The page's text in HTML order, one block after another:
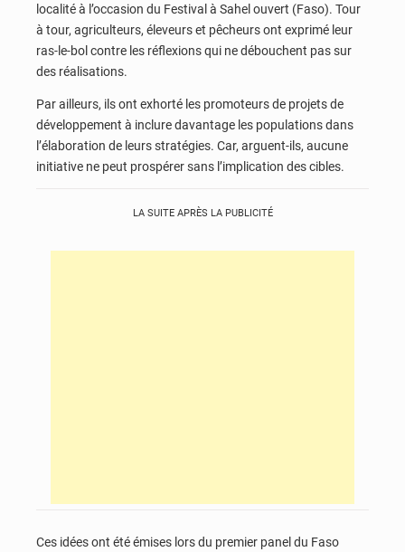
localité à l’occasion du Festival à Sahel ouvert (Faso). Tour
à tour, agriculteurs, éleveurs et pêcheurs ont exprimé leur
ras-le-bol contre les réflexions qui ne débouchent pas sur
des réalisations.
Par ailleurs, ils ont exhorté les promoteurs de projets de
développement à inclure davantage les populations dans
l’élaboration de leurs stratégies. Car, arguent-ils, aucune
initiative ne peut prospérer sans l’implication des cibles.
LA SUITE APRÈS LA PUBLICITÉ
Ces idées ont été émises lors du premier panel du Faso